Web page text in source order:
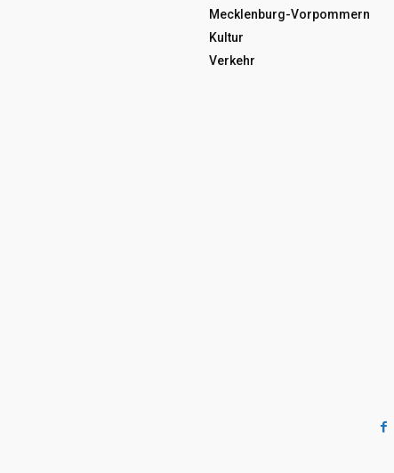
Mecklenburg-Vorpommern
Kultur
Verkehr